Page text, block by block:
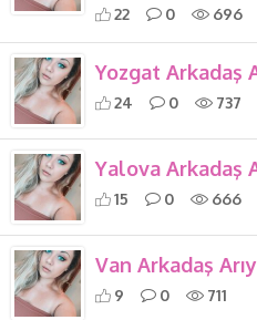
22 0 696
Yozgat Arkadaş
24 0 737
Yalova Arkadaş
15 0 666
Van Arkadaş
9 0 711